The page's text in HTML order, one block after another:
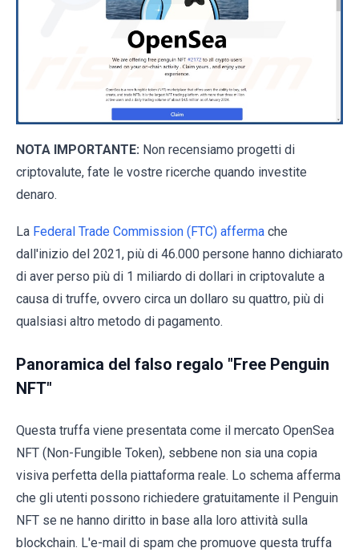
NOTA IMPORTANTE: Non recensiamo progetti di
criptovalute, fate le vostre ricerche quando investite
denaro.
La Federal Trade Commission (FTC) afferma che
dall'inizio del 2021, più di 46.000 persone hanno dichiarato
di aver perso più di 1 miliardo di dollari in criptovalute a
causa di truffe, ovvero circa un dollaro su quattro, più di
qualsiasi altro metodo di pagamento.
Panoramica del falso regalo "Free Penguin
NFT"
Questa truffa viene presentata come il mercato OpenSea
NFT (Non-Fungible Token), sebbene non sia una copia
visiva perfetta della piattaforma reale. Lo schema afferma
che gli utenti possono richiedere gratuitamente il Penguin
NFT se ne hanno diritto in base alla loro attività sulla
blockchain. L'e-mail di spam che promuove questa truffa